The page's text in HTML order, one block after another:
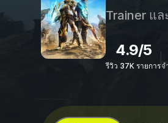
Trainer แ
4.9/5
รีวิว 37K รายการจ